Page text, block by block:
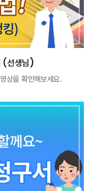
(선생님)
상을 확인해보세요.